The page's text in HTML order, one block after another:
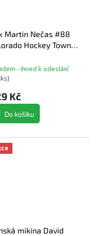
Martin Nečas #88
Hockey Town
Avalanche NHL)
- ihned k odeslání
)
Kč
Do košíku
mikina David